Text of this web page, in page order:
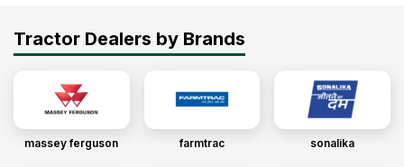
Tractor Dealers by Brands
massey ferguson farmtrac sonalika